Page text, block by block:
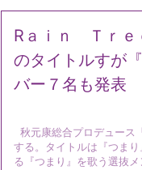
Rａｉｎ Ｔｒｅ
のタイトルすが
バー７名も発表
秋元康総合プロデュース
する。タイトルは『つま
る『つまり』を歌う選抜